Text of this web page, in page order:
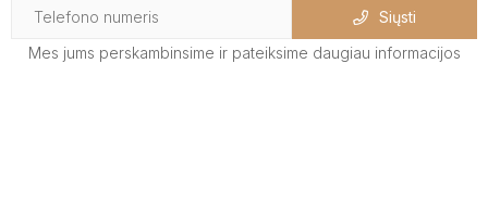
Siųsti
Mes jums perskambinsime ir pateiksime daugiau informacijos